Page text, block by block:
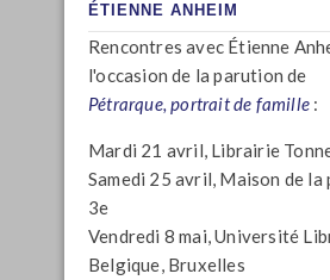
ÉTIENNE ANHEIM
Rencontres avec Étienne
l'occasion de la parution de
Pétrarque, portrait de famille :
Mardi 21 avril, Librairie
Samedi 25 avril, Maison de la
3e
Vendredi 8 mai, Université
Belgique, Bruxelles